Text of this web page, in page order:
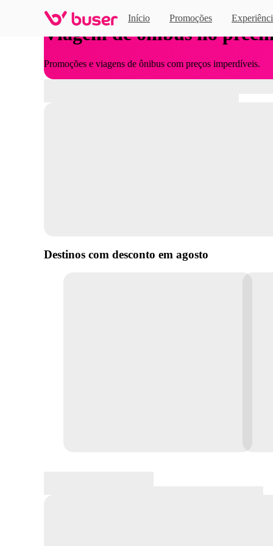
Início Promoções
Viagem de ônibus no
Promoções e viagens de ônibus com preços imperdíveis.
Destinos com desconto em agosto